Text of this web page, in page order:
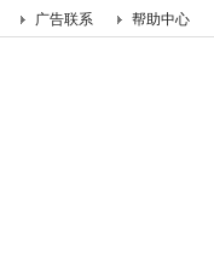
帮助中心
广告联系